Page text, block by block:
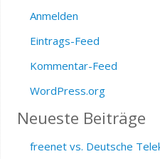
Anmelden
Eintrags-Feed
Kommentar-Feed
WordPress.org
Neueste Beiträge
freenet vs. Deutsche